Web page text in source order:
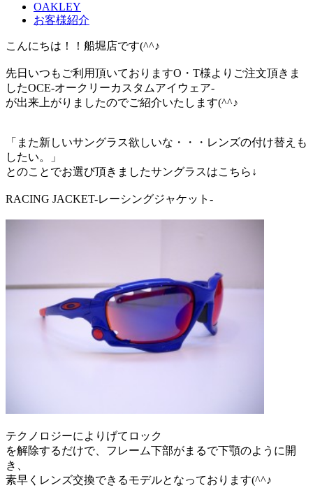
OAKLEY
お客様紹介
こんにちは！！船堀店です(^^♪
先日いつもご利用頂いておりますO・T様よりご注文頂きま
したOCE-オークリーカスタムアイウェア-
が出来上がりましたのでご紹介いたします(^^♪
「また新しいサングラス欲しいな・・・レンズの付け替えも
したい。」
とのことでお選び頂きましたサングラスはこちら↓
RACING JACKET-レーシングジャケット-
テクノロジーによりげてロック
を解除するだけで、フレーム下部がまるで下顎のように開
き、
素早くレンズ交換できるモデルとなっております(^^♪